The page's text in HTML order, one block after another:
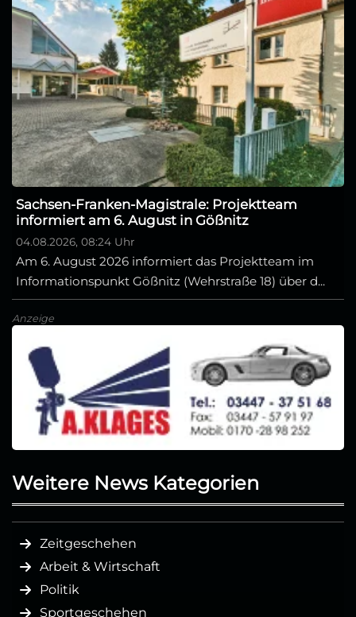
Sachsen-Franken-Magistrale: Projektteam
informiert am 6. August in Gößnitz
04.08.2026, 08:24 Uhr
Am 6. August 2026 informiert das Projektteam im
Informationspunkt Gößnitz (Wehrstraße 18) über d...
Anzeige
Weitere News Kategorien
Zeitgeschehen
Arbeit & Wirtschaft
Politik
Sportgeschehen